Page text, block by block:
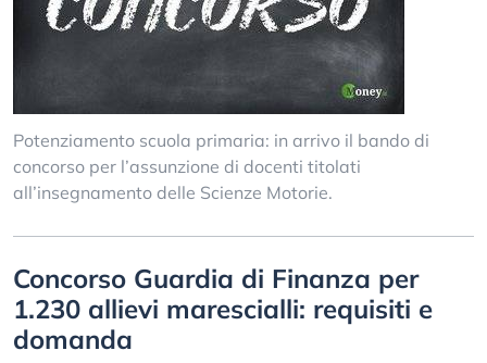
Potenziamento scuola primaria: in arrivo il bando di
concorso per l’assunzione di docenti titolati
all’insegnamento delle Scienze Motorie.
Concorso Guardia di Finanza per
1.230 allievi marescialli: requisiti e
domanda